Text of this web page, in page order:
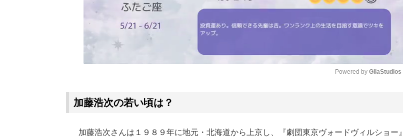
Powered by GliaStudios
加藤浩次の若い頃は？
加藤浩次さんは１９８９年に地元・北海道から上京し、『劇団東京ヴォードヴィルショー』